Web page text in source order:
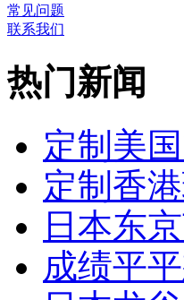
常见问题
联系我们
热门新闻
定制美
定制香
日本东
成绩平